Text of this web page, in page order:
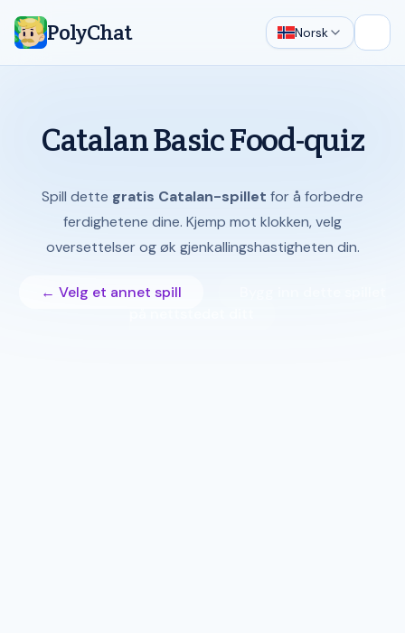
PolyChat Norsk
Catalan Basic Food-quiz
Spill dette gratis Catalan-spillet for å forbedre
ferdighetene dine. Kjemp mot klokken, velg
oversettelser og øk gjenkallingshastigheten din.
← Velg et annet spill